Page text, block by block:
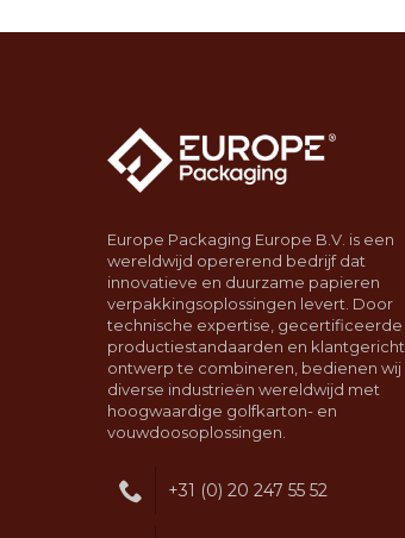
Europe Packaging Europe B.V. is een
wereldwijd opererend bedrijf dat
innovatieve en duurzame papieren
verpakkingsoplossingen levert. Door
technische expertise, gecertificeerde
productiestandaarden en klantgericht
ontwerp te combineren, bedienen wij
diverse industrieën wereldwijd met
hoogwaardige golfkarton- en
vouwdoosoplossingen.
+31 (0) 20 247 55 52